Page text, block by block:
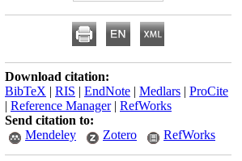
Download citation:
BibTeX | RIS | EndNote | Medlars | ProCite
| Reference Manager| RefWorks
Send citation to:
Mendeley
Zotero RefWorks